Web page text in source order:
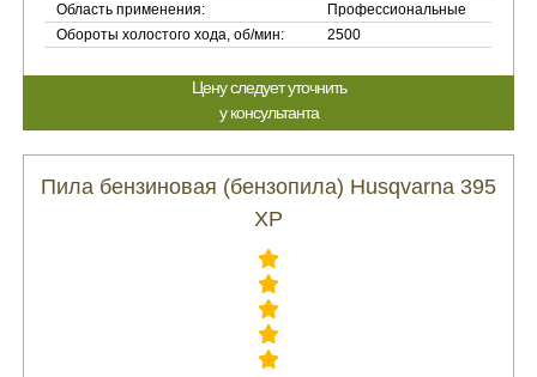
Область применения:
Профессиональные
Обороты холостого хода, об/мин:
2500
Цену следует уточнить
у консультанта
Пила бензиновая (бензопила) Husqvarna 395
XP